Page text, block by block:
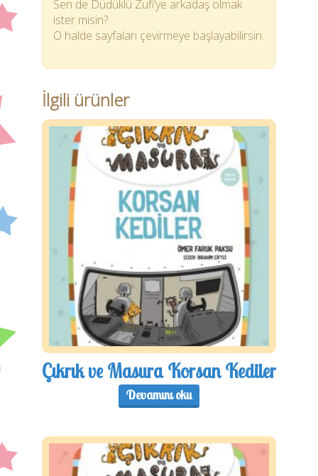
Sen de Düdüklü Zufi’ye arkadaş olmak
ister misin?
O halde sayfaları çevirmeye başlayabilirsin.
İlgili ürünler
Çıkrık ve Masura Korsan Kediler
Devamını oku